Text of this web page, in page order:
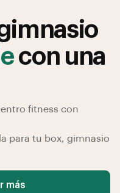
con una
fitness con
para tu box, gimnasio
más